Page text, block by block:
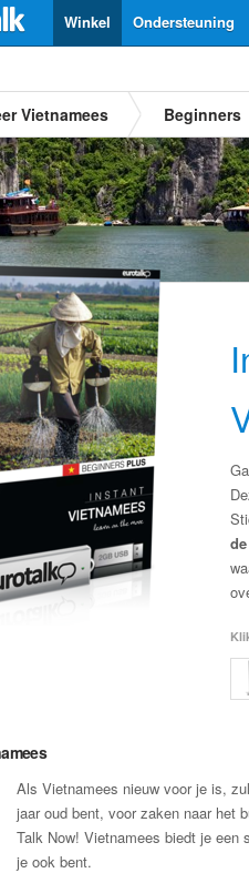
Ondersteuning
Winkel
Vietnamees Beginners
Als Vietnamees nieuw voor je is,
jaar oud bent, voor zaken naar het
Talk Now! Vietnamees biedt je een
je ook bent.